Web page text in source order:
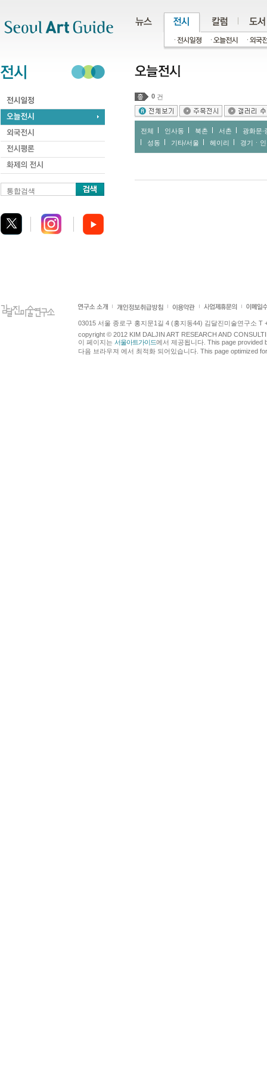
통합검색
0 건
전체 인사동 북촌 서촌
광화문∙
성동
기타/서울 헤이리 경기ㆍ
03015 서울 종로구 홍지문1길 4 (홍지동44) 김달진미술연구소 T
copyright © 2012 KIM DALJIN ART RESEARCH AND
이 페이지는 서울아트가이드에서 제공됩니다. This page provided
다음 브라우져 에서 최적화 되어있습니다. This page optimized